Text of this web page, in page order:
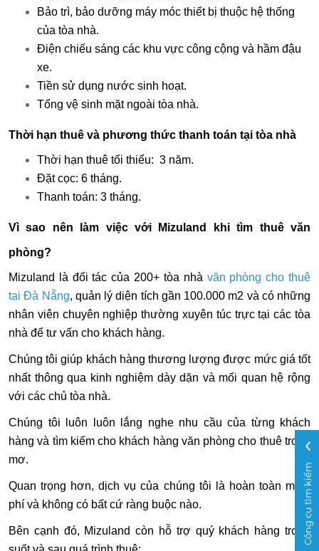
Bảo trì, bảo dưỡng máy móc thiết bị thuộc hệ thống
của tòa nhà.
Điện chiếu sáng các khu vực công cộng và hầm đậu
xe.
Tiền sử dụng nước sinh hoạt.
Tổng vệ sinh mặt ngoài tòa nhà.
Thời hạn thuê và phương thức thanh toán tại tòa nhà
Thời hạn thuê tối thiểu: 3 năm.
Đặt cọc: 6 tháng.
Thanh toán: 3 tháng.
Vì sao nên làm việc với Mizuland khi tìm thuê văn
phòng?
Mizuland là đối tác của 200+ tòa nhà văn phòng cho thuê
tại Đà Nẵng, quản lý diện tích gần 100.000 m2 và có những
nhân viên chuyên nghiệp thường xuyên túc trực tại các tòa
nhà để tư vấn cho khách hàng.
Chúng tôi giúp khách hàng thương lượng được mức giá tốt
nhất thông qua kinh nghiệm dày dặn và mối quan hệ rộng
với các chủ tòa nhà.
Chúng tôi luôn luôn lắng nghe nhu cầu của từng khách
hàng và tìm kiếm cho khách hàng văn phòng cho thuê trong
mơ.
Quan trọng hơn, dịch vụ của chúng tôi là hoàn toàn miễn
phí và không có bất cứ ràng buộc nào.
Bên cạnh đó, Mizuland còn hỗ trợ quý khách hàng trong
Công cụ tìm kiếm